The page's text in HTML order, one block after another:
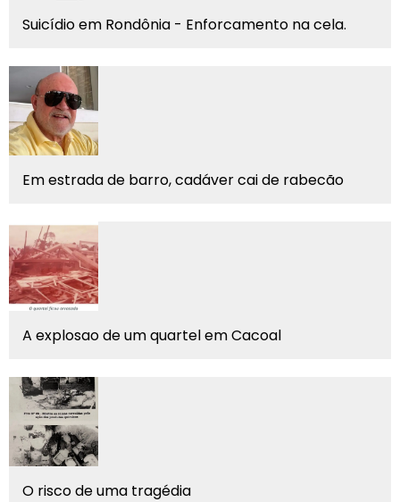
Suicídio em Rondônia - Enforcamento na cela.
Em estrada de barro, cadáver cai de rabecão
A explosao de um quartel em Cacoal
O risco de uma tragédia